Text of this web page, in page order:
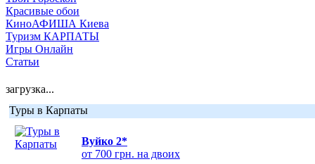
Красивые обои
КиноАФИША Киева
Туризм КАРПАТЫ
Игры Онлайн
Статьи
загрузка...
Туры в Карпаты
Вуйко 2*
от 700 грн. на двоих